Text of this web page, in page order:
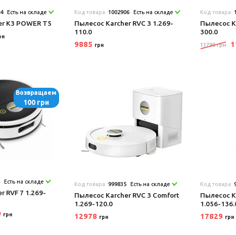
Есть на складе
K3 POWER T5
Код товара: 1002906 Есть на складе
Пылесос Karcher RVC 3 1.269-
110.0
9885 грн
Код товара:
Пылесос
300.0
11790 грн
Возвращаем
100 грн
Есть на складе
RVF 7 1.269-
грн
Код товара: 999835 Есть на складе
Пылесос Karcher RVC 3 Comfort
1.269-120.0
12978 грн
Код товара:
Пылесос
1.056-
17829 грн